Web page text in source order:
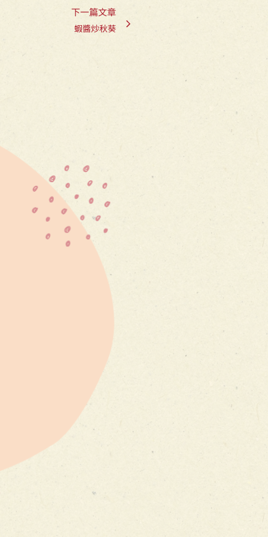
下一篇文章
蝦醬炒秋葵